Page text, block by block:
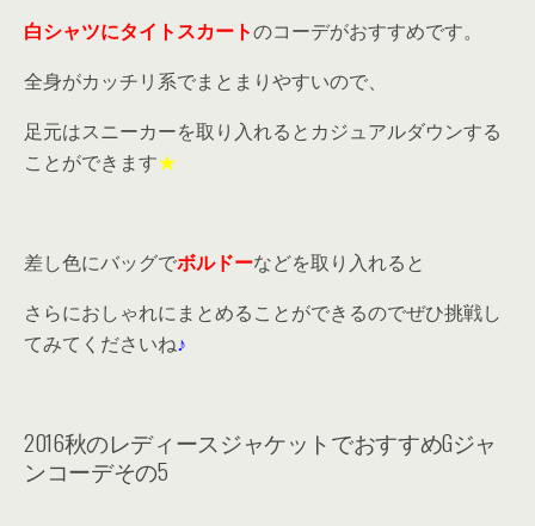
白シャツにタイトスカートのコーデがおすすめです。
全身がカッチリ系でまとまりやすいので、
足元はスニーカーを取り入れるとカジュアルダウンする
ことができます★
差し色にバッグでボルドーなどを取り入れると
さらにおしゃれにまとめることができるのでぜひ挑戦し
てみてくださいね♪
2016秋のレディースジャケットでおすすめGジャ
ンコーデその5